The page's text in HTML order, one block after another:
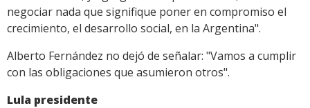
negociar nada que signifique poner en compromiso el
crecimiento, el desarrollo social, en la Argentina".
Alberto Fernández no dejó de señalar: "Vamos a cumplir
con las obligaciones que asumieron otros".
Lula presidente